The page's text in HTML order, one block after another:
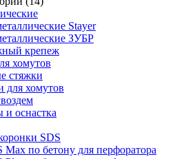
Stayer
ЗУБР
крепеж
хомутов
стяжки
для хомутов
и оснастка
SDS
Max по бетону для перфоратора